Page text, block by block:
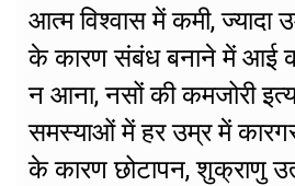
आत्म विश्वास में कमी, ज्यादा
के कारण संबंध बनाने में आई
न आना, नसों की कमजोरी
समस्याओं में हर उम्र में
के कारण छोटापन, शुक्राणु